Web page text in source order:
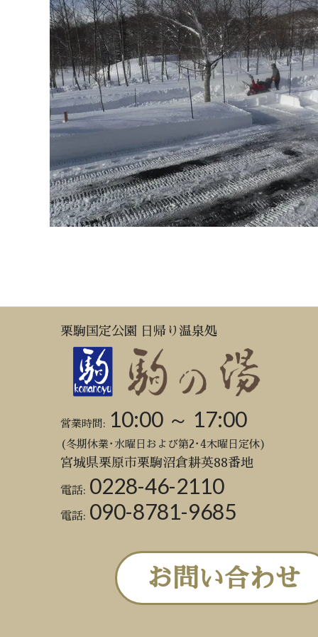
栗駒国定公園 日帰り温泉処
営業時間: 10:00 ～ 17:00
(冬期休業･水曜日および第2･4木曜日定休)
宮城県栗原市栗駒沼倉耕英88番地
電話: 0228-46-2110
電話: 090-8781-9685
お問い合わせ